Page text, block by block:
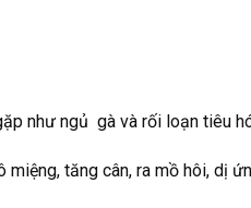
như ngủ gà và rối loạn tiêu
tăng cân, ra mồ hôi, dị